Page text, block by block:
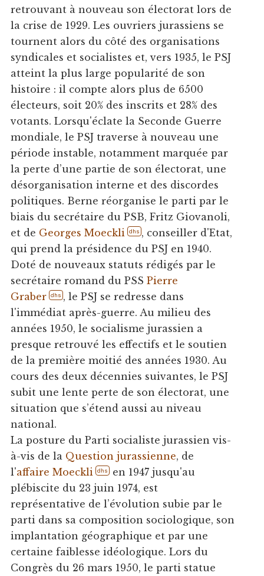
retrouvant à nouveau son électorat lors de
la crise de 1929. Les ouvriers jurassiens se
tournent alors du côté des organisations
syndicales et socialistes et, vers 1935, le PSJ
atteint la plus large popularité de son
histoire : il compte alors plus de 6500
électeurs, soit 20% des inscrits et 28% des
votants. Lorsqu'éclate la Seconde Guerre
mondiale, le PSJ traverse à nouveau une
période instable, notamment marquée par
la perte d’une partie de son électorat, une
désorganisation interne et des discordes
politiques. Berne réorganise le parti par le
biais du secrétaire du PSB, Fritz Giovanoli,
et de Georges Moeckli dhs , conseiller d'Etat,
qui prend la présidence du PSJ en 1940.
Doté de nouveaux statuts rédigés par le
secrétaire romand du PSS Pierre
Graber
dhs , le PSJ se redresse dans
l'immédiat après-guerre. Au milieu des
années 1950, le socialisme jurassien a
presque retrouvé les effectifs et le soutien
de la première moitié des années 1930. Au
cours des deux décennies suivantes, le PSJ
subit une lente perte de son électorat, une
situation que s’étend aussi au niveau
national.
La posture du Parti socialiste jurassien vis-
à-vis de la Question jurassienne, de
l'affaire Moeckli dhs en 1947 jusqu'au
plébiscite du 23 juin 1974, est
représentative de l’évolution subie par le
parti dans sa composition sociologique, son
implantation géographique et par une
certaine faiblesse idéologique. Lors du
Congrès du 26 mars 1950, le parti statue